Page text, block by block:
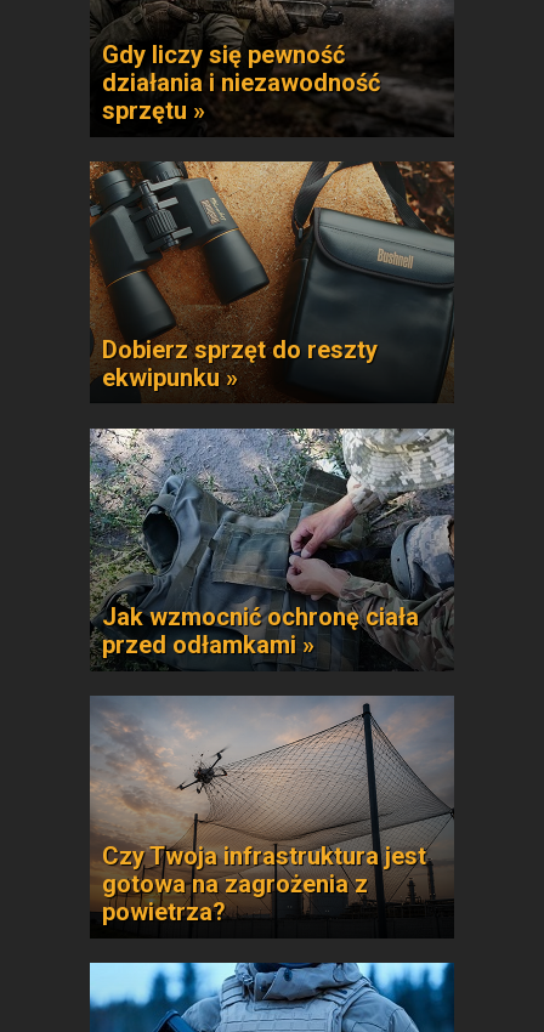
Gdy liczy się pewność
działania i niezawodność
sprzętu »
Dobierz sprzęt do reszty
ekwipunku »
Jak wzmocnić ochronę ciała
przed odłamkami »
Czy Twoja infrastruktura jest
gotowa na zagrożenia z
powietrza?